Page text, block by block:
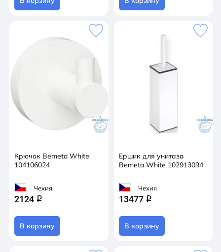
Крючок Bemeta White
104106024
Чехия
2124 q
В корзину
Ершик для унитаза
Bemeta White 102913094
Чехия
13477 q
В корзину